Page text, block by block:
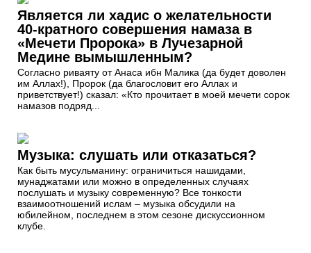
Является ли хадис о желательности
40-кратного совершения намаза в
«Мечети Пророка» в Лучезарной
Медине вымышленным?
Согласно риваяту от Анаса ибн Малика (да будет доволен
им Аллах!), Пророк (да благословит его Аллах и
приветствует!) сказал: «Кто прочитает в моей мечети сорок
намазов подряд...
Музыка: слушать или отказаться?
Как быть мусульманину: ограничиться нашидами,
мунаджатами или можно в определенных случаях
послушать и музыку современную? Все тонкости
взаимоотношений ислам – музыка обсудили на
юбилейном, последнем в этом сезоне дискуссионном
клубе.